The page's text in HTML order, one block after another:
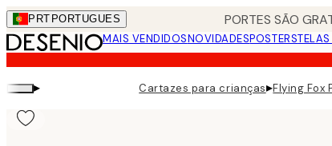
Skip
to
main
content.
PRT PORTUGUES PORTES SÃO
MAIS VENDIDOSNOVIDADESPOSTERS
▸ Cartazes para crianças▸Flying Fox